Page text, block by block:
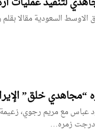
السعودية مقالا بقلم
“مجاهدي خلق”
عباس مع مريم رجوي،
زمره…